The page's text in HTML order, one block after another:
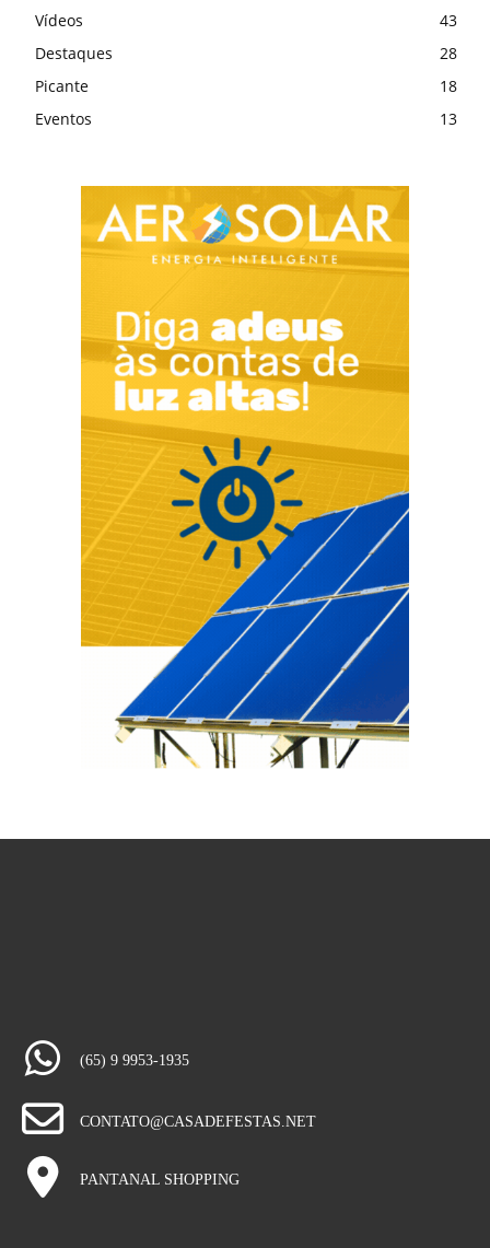
Vídeos
43
Destaques
28
Picante
18
Eventos
13
(65) 9 9953-1935
CONTATO@CASADEFESTAS.NET
PANTANAL SHOPPING